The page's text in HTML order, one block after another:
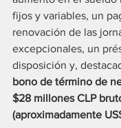
fijos y variables, un
renovación de las
excepcionales, un
disposición y,
bono de término de
$28 millones CLP
(aproximadamente